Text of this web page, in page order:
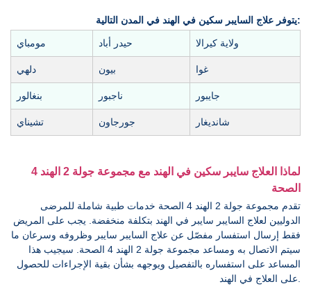
يتوفر علاج السايبر سكين في الهند في المدن التالية:
مومباي حيدر أباد ولاية كيرالا
دلهي بيون غوا
بنغالور ناجبور جايبور
تشيناي جورجاون شانديغار
لماذا العلاج سايبر سكين في الهند مع مجموعة جولة 2 الهند 4
الصحة
تقدم مجموعة جولة 2 الهند 4 الصحة خدمات طبية شاملة للمرضى
الدوليين لعلاج السايبر سايبر في الهند بتكلفة منخفضة. يجب على المريض
فقط إرسال استفسار مفصّل عن علاج السايبر سايبر وظروفه وسرعان ما
سيتم الاتصال به ومساعد مجموعة جولة 2 الهند 4 الصحة. سيجيب هذا
المساعد على استفساره بالتفصيل ويوجهه بشأن بقية الإجراءات للحصول